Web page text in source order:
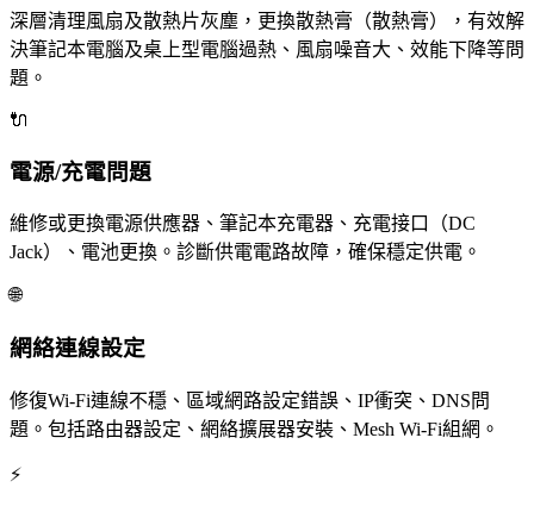
深層清理風扇及散熱片灰塵，更換散熱膏（散熱膏），有效解
決筆記本電腦及桌上型電腦過熱、風扇噪音大、效能下降等問
題。
🔌
電源/充電問題
維修或更換電源供應器、筆記本充電器、充電接口（DC
Jack）、電池更換。診斷供電電路故障，確保穩定供電。
🌐
網絡連線設定
修復Wi-Fi連線不穩、區域網路設定錯誤、IP衝突、DNS問
題。包括路由器設定、網絡擴展器安裝、Mesh Wi-Fi組網。
⚡